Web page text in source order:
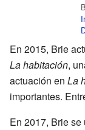
En 2015, Brie
La habitación,
actuación en La
importantes.
En 2017, Brie